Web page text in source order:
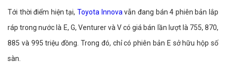
Tới thời điểm hiện tại,Toyota Innova vẫn đang bán 4 phiên bản lắp
ráp trong nước là E, G, Venturer và V có giá bán lần lượt là 755, 870,
885 và 995 triệu đồng. Trong đó, chỉ có phiên bản E sở hữu hộp số
sàn.